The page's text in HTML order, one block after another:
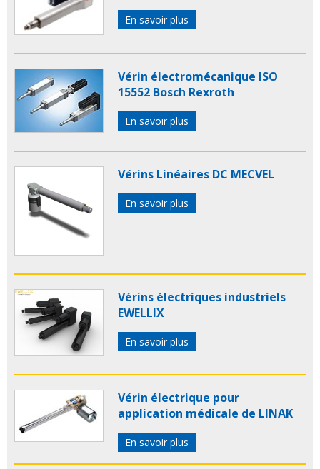
En savoir plus
Vérin électromécanique ISO
15552 Bosch Rexroth
En savoir plus
Vérins Linéaires DC MECVEL
En savoir plus
Vérins électriques industriels
EWELLIX
En savoir plus
Vérin électrique pour
application médicale de LINAK
En savoir plus